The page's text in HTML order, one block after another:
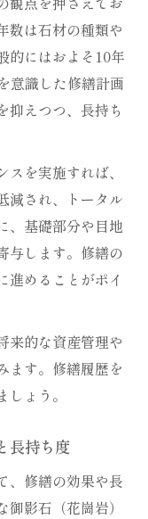
数は石材の種類や
的にはおよそ10年
意識した修繕計画
抑えつつ、長持ち
を実施すれば、
減され、トータル
、基礎部分や目地
与します。修繕の
進めることがポイ
来的な資産管理や
ます。修繕履歴を
ょう。
長持ち度
、修繕の効果や長
影石（花崗岩）